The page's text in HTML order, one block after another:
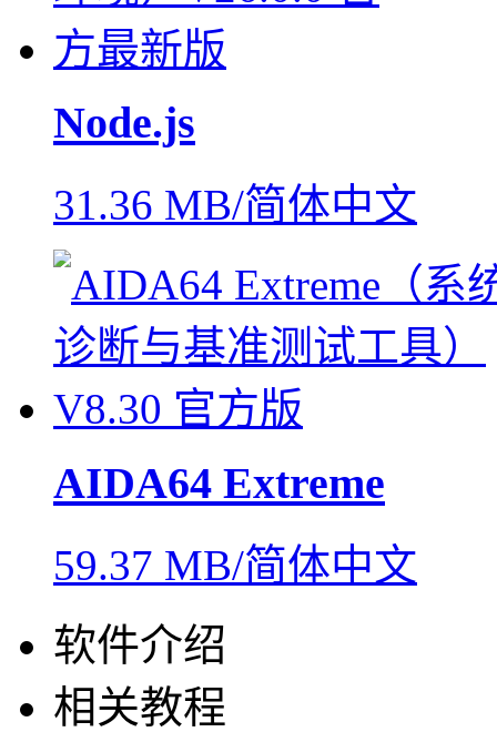
Node.js
31.36 MB/简体中文
AIDA64 Extreme
59.37 MB/简体中文
软件介绍
相关教程